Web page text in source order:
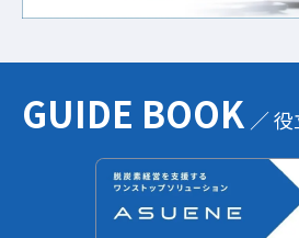
GUIDE BOOK ／